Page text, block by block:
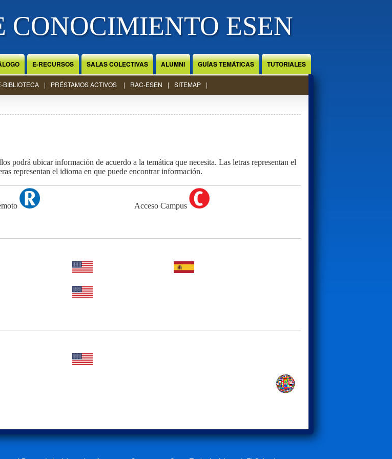
CONOCIMIENTO ESEN
E-RECURSOS SALAS COLECTIVAS ALUMNI GUÍAS TEMÁTICAS TUTORIALES
BIBLIOTECA PRÉSTAMOS ACTIVOS RAC-ESEN SITEMAP
podrá ubicar información de acuerdo a la temática que necesita. Las letras representan el
representan el idioma en que puede encontrar información.
Acceso Campus